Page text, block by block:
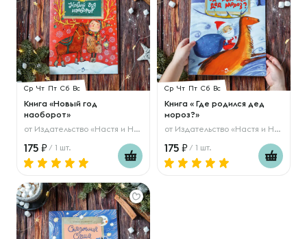
Ср Чт Пт Сб Вс
Книга «Новый год
наоборот»
от Издательство «Настя и Никита»
175 / 1 шт.
Ср Чт Пт Сб Вс
Книга « Где родился дед
мороз?»
от Издательство «Настя и Никита»
175 / 1 шт.